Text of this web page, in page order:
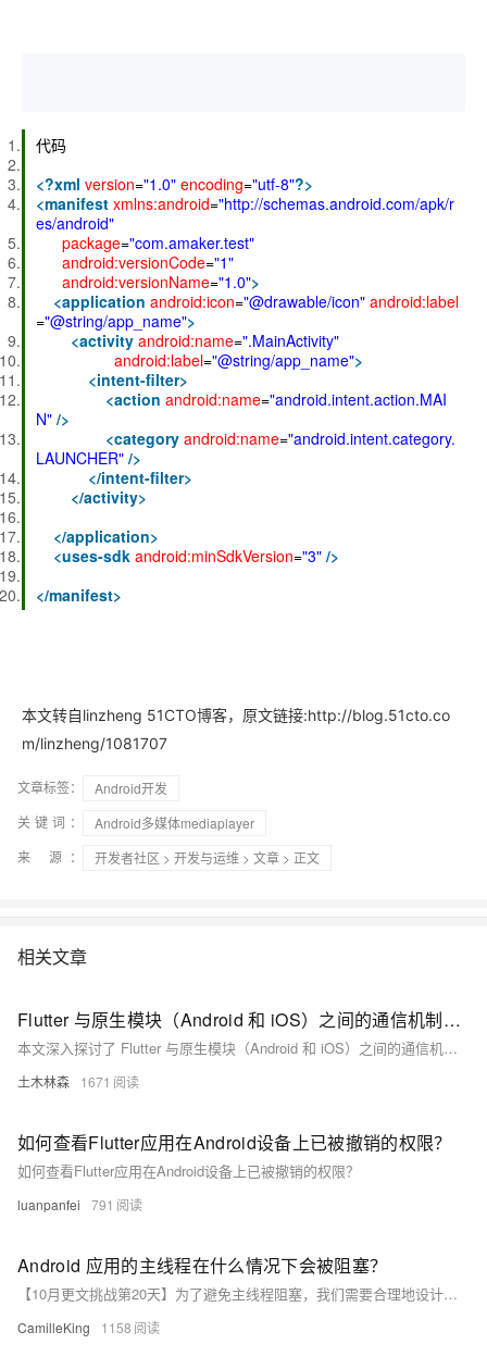
代码
<?xml version="1.0" encoding="utf-8"?>
<manifest xmlns:android="http://schemas.android.com/apk/r
es/android"
package="com.amaker.test"
android:versionCode="1"
android:versionName="1.0">
<application android:icon="@drawable/icon" android:label
="@string/app_name">
<activity android:name=".MainActivity"
android:label="@string/app_name">
<intent-filter>
<action android:name="android.intent.action.MAI
N" />
<category android:name="android.intent.category.
LAUNCHER" />
</intent-filter>
</activity>
</application>
<uses-sdk android:minSdkVersion="3" />
</manifest>
本文转自linzheng 51CTO博客，原文链接:http://blog.51cto.co
m/linzheng/1081707
文章标签：
Android开发
关键词：
Android多媒体mediaplayer
来 源：
开发者社区 > 开发与运维 > 文章 > 正文
相关文章
Flutter 与原生模块（Android 和 iOS）之间的通信机制，包括方法调用、事件传递等，分析了通信的必要性、主要方式、数据传递、性能优化及错误处理，并通过实际案例展示了其应用效果，展望了未来的发展趋势
本文深入探讨了 Flutter 与原生模块（Android 和 iOS）之间的通信机制，包括方法调用、事件传递等，分析了通信的必要性、主要方式、数据传递、性能优化及错误处理，并通过实际案例展示了其应用效果，展望了未来的发展趋势。这对于实现高效的跨平台移动应用开发具有重要指导意义。
土木林森 1671
如何查看Flutter应用在Android设备上已被撤销的权限？
如何查看Flutter应用在Android设备上已被撤销的权限？
luanpanfei 791
Android 应用的主线程在什么情况下会被阻塞？
【10月更文挑战第20天】为了避免主线程阻塞，我们需要合理地设计和优化应用的代码。将耗时操作移到后台线程执行，使用异步任务、线程池等技术来提高应用的并发处理能力。同时，要注意避免出现死循环、不合理的锁使用等问题。通过这些措施，可以确保主线程能够高效地运行，提供流畅的用户体验。
CamilleKing 1158